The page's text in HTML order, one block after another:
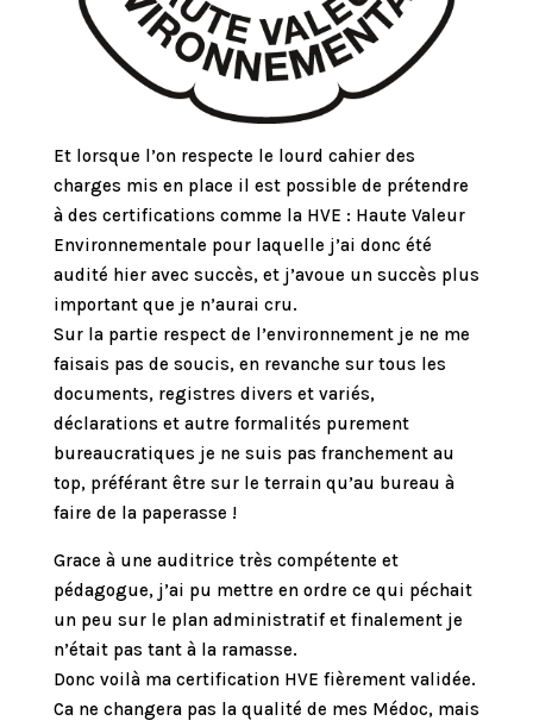
Et lorsque l’on respecte le lourd cahier des
charges mis en place il est possible de prétendre
à des certifications comme la HVE : Haute Valeur
Environnementale pour laquelle j’ai donc été
audité hier avec succès, et j’avoue un succès plus
important que je n’aurai cru.
Sur la partie respect de l’environnement je ne me
faisais pas de soucis, en revanche sur tous les
documents, registres divers et variés,
déclarations et autre formalités purement
bureaucratiques je ne suis pas franchement au
top, préférant être sur le terrain qu’au bureau à
faire de la paperasse !
Grace à une auditrice très compétente et
pédagogue, j’ai pu mettre en ordre ce qui péchait
un peu sur le plan administratif et finalement je
n’était pas tant à la ramasse.
Donc voilà ma certification HVE fièrement validée.
Ca ne changera pas la qualité de mes Médoc, mais